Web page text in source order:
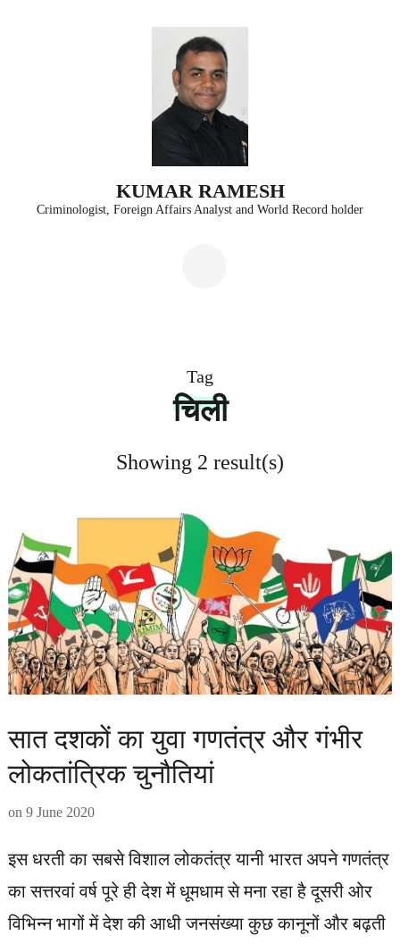
KUMAR RAMESH
Criminologist, Foreign Affairs Analyst and World Record holder
Tag
चिली
Showing 2 result(s)
सात दशकों का युवा गणतंत्र और गंभीर
लोकतांत्रिक चुनौतियां
on 9 June 2020
इस धरती का सबसे विशाल लोकतंत्र यानी भारत अपने गणतंत्र
का सत्तरवां वर्ष पूरे ही देश में धूमधाम से मना रहा है दूसरी ओर
विभिन्न भागों में देश की आधी जनसंख्या कुछ कानूनों और बढ़ती